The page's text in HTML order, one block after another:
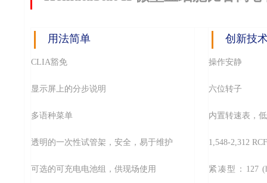
用法简单
CLIA豁免
显示屏上的分步说明
多语种菜单
透明的一次性试管架，安全，易于维护
可选的可充电电池组，供现场使用
创新技
操作安静
六位转子
内置转速表，
1,548-2,312 RCF
紧凑型：127